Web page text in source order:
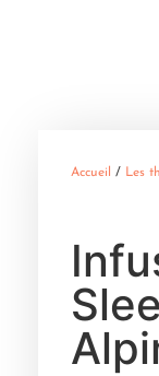
Accueil / Les